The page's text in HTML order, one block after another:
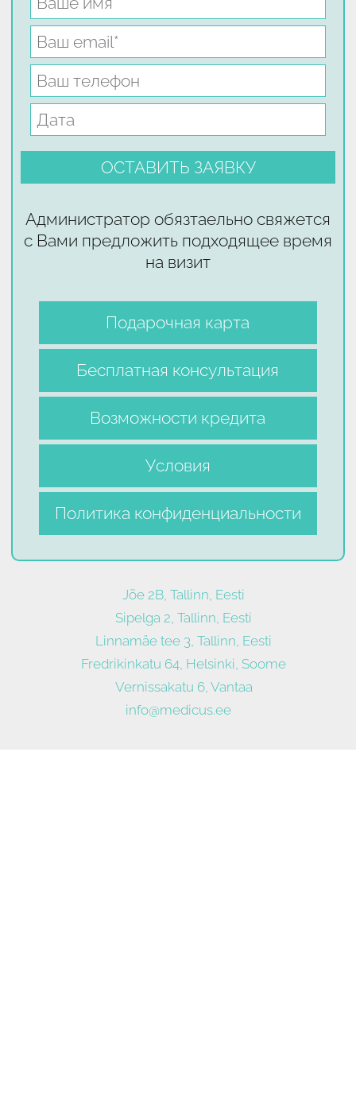
Администратор обязтаельно свяжется
с Вами предложить подходящее время
на визит
Подарочная карта
Бесплатная консультация
Возможности кредита
Условия
Политика конфиденциальности
Jõe 2B, Tallinn, Eesti
Sipelga 2, Tallinn, Eesti
Linnamäe tee 3, Tallinn, Eesti
Fredrikinkatu 64, Helsinki, Soome
Vernissakatu 6, Vantaa
info@medicus.ee